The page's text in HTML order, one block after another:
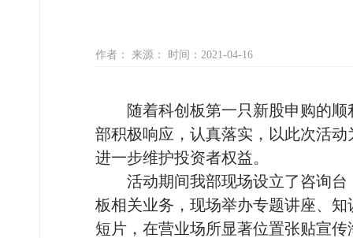
作者： 来源： 时间：2021-04-16
随着科创板第一只新股申购的顺
部积极响应，认真落实，以此次活
进一步维护投资者权益。
活动期间我部现场设立了咨询
板相关业务，现场举办专题讲座、
短片，在营业场所显著位置张贴宣